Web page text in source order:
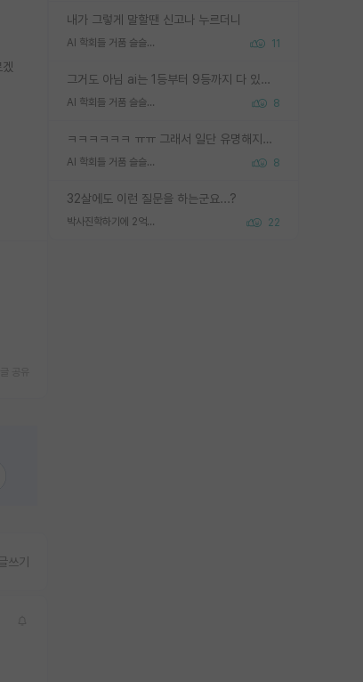
내가 그렇게 말할땐 신고나 누르더니
AI 학회들 거품 슬슬 지적이 나오네요 11
그거도 아님 ai는 1등부터 9등까지 다 있음 그거도 없는 사람은 뭐냐 교수가 그냥 못하게 한거 1등급도 교수가 막으면 안됨
AI 학회들 거품 슬슬 지적이 나오네요 8
ㅋㅋㅋㅋㅋㅋ ㅠㅠ 그래서 일단 유명해지는게 중요한거같습니다
AI 학회들 거품 슬슬 지적이 나오네요 8
32살에도 이런 질문을 하는군요...?
박사진학하기에 2억은 괜찮은 (?) 정도의 경제력인가요 22
쓰기